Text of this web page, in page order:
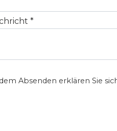
Absenden erklären Sie